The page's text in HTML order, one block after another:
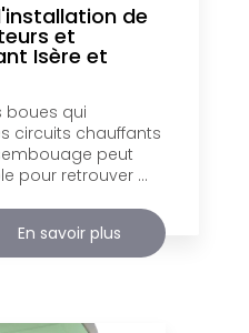
de
et
Isère et
boues qui
circuits chauffants
peut
pour retrouver ...
En savoir plus